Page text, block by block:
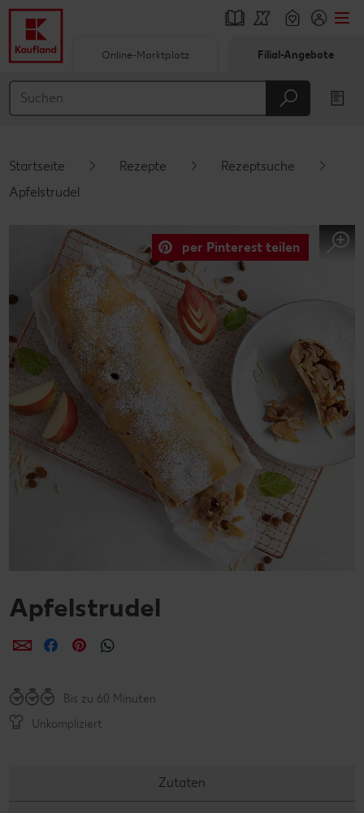
Hauptinhalt
Schwebender Seitenbereich
Online-Marktplatz Filial-Angebote
Startseite Rezepte
Rezeptsuche
Apfelstrudel
per Pinterest teilen
Apfelstrudel
per E-Mail teilen
per Facebook teilen
per Pinterest teilen
Bis zu 60 Minuten
Unkompliziert
Zutaten